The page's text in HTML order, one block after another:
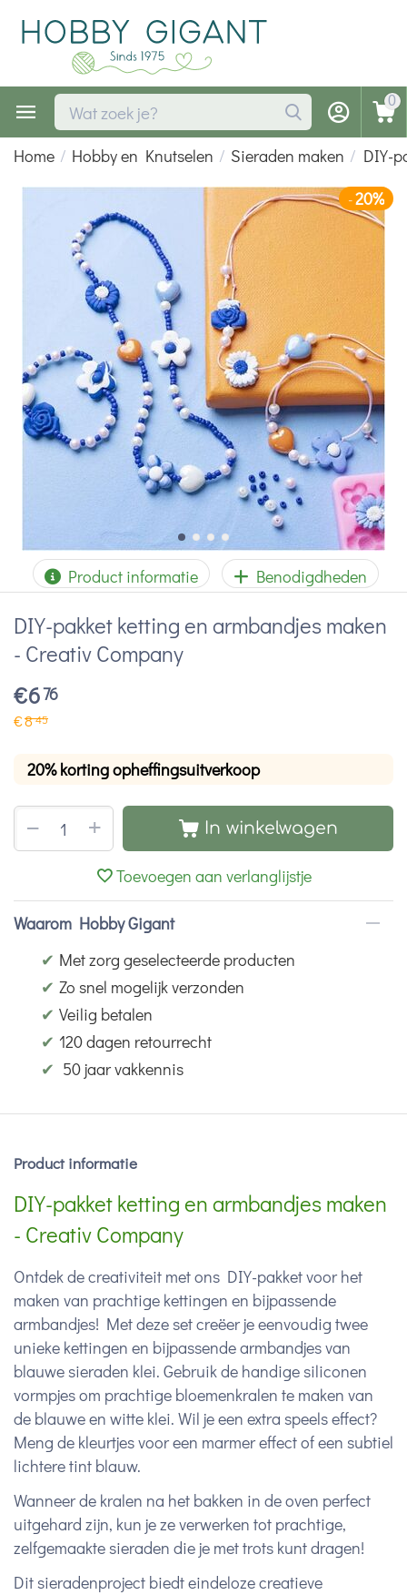
0
Home / Hobby en Knutselen / Sieraden maken / DIY-
-20%
Product informatie Benodigdheden
DIY-pakket ketting en armbandjes maken
- Creativ Company
€676
€845
20% korting opheffingsuitverkoop
+
− In winkelwagen
Toevoegen aan verlanglijstje
Waarom Hobby Gigant
✔ Met zorg geselecteerde producten
✔ Zo snel mogelijk verzonden
✔ Veilig betalen
✔ 120 dagen retourrecht
✔ 50 jaar vakkennis
Product informatie
DIY-pakket ketting en armbandjes maken
- Creativ Company
Ontdek de creativiteit met ons DIY-pakket voor het
maken van prachtige kettingen en bijpassende
armbandjes! Met deze set creëer je eenvoudig twee
unieke kettingen en bijpassende armbandjes van
blauwe sieraden klei. Gebruik de handige siliconen
vormpjes om prachtige bloemenkralen te maken van
de blauwe en witte klei. Wil je een extra speels effect?
Meng de kleurtjes voor een marmer effect of een subtiel
lichtere tint blauw.
Wanneer de kralen na het bakken in de oven perfect
uitgehard zijn, kun je ze verwerken tot prachtige,
zelfgemaakte sieraden die je met trots kunt dragen!
Dit sieradenproject biedt eindeloze creatieve